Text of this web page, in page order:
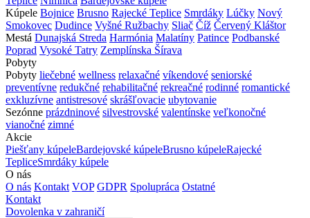
Kúpele Bojnice Brusno Rajecké Teplice Smrdáky Lúčky Nový
Smokovec Dudince Vyšné Ružbachy Sliač Číž Červený Kláštor
Mestá Dunajská Streda Harmónia Malatíny Patince Podbanské
Poprad Vysoké Tatry Zemplínska Šírava
Pobyty
Pobyty liečebné wellness relaxačné víkendové seniorské
preventívne redukčné rehabilitačné rekreačné rodinné romantické
exkluzívne antistresové skrášľovacie ubytovanie
Sezónne prázdninové silvestrovské valentínske veľkonočné
vianočné zimné
Akcie
Piešťany kúpeleBardejovské kúpeleBrusno kúpeleRajecké
TepliceSmrdáky kúpele
O nás
O nás Kontakt VOP GDPR Spolupráca Ostatné
Kontakt
Dovolenka v zahraničí